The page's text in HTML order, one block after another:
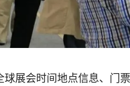
展会时间地点信息、门票